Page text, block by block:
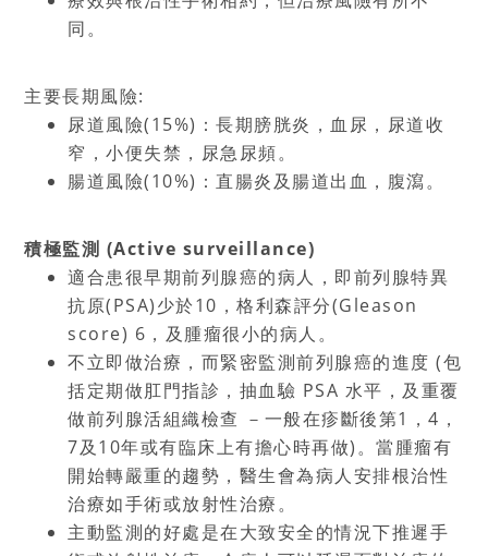
同。
主要長期風險:
尿道風險(15%) ：長期膀胱炎，血尿，尿道收
窄，小便失禁，尿急尿頻。
腸道風險(10%) ：直腸炎及腸道出血，腹瀉。
積極監測 (Active surveillance)
適合患很早期前列腺癌的病人，即前列腺特異
抗原(PSA)少於10 ，格利森評分(Gleason
score) 6 ，及腫瘤很小的病人。
不立即做治療，而緊密監測前列腺癌的進度 (包
括定期做肛門指診，抽血驗 PSA 水平，及重覆
做前列腺活組織檢查 －一般在疹斷後第1 ，4 ，
7及 10年或有臨床上有擔心時再做)。當腫瘤有
開始轉嚴重的趨勢，醫生會為病人安排根治性
治療如手術或放射性治療。
主動監測的好處是在大致安全的情況下推遲手